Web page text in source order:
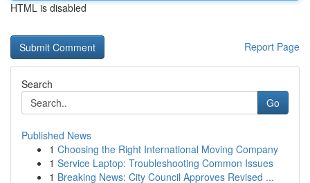
HTML is disabled
Report Page
Search
Go
Published News
1 Choosing the Right International Moving Company
1 Service Laptop: Troubleshooting Common Issues
1 Breaking News: City Council Approves Revised ...